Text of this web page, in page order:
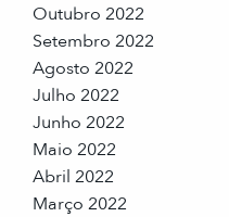
Outubro 2022
Setembro 2022
Agosto 2022
Julho 2022
Junho 2022
Maio 2022
Abril 2022
Março 2022